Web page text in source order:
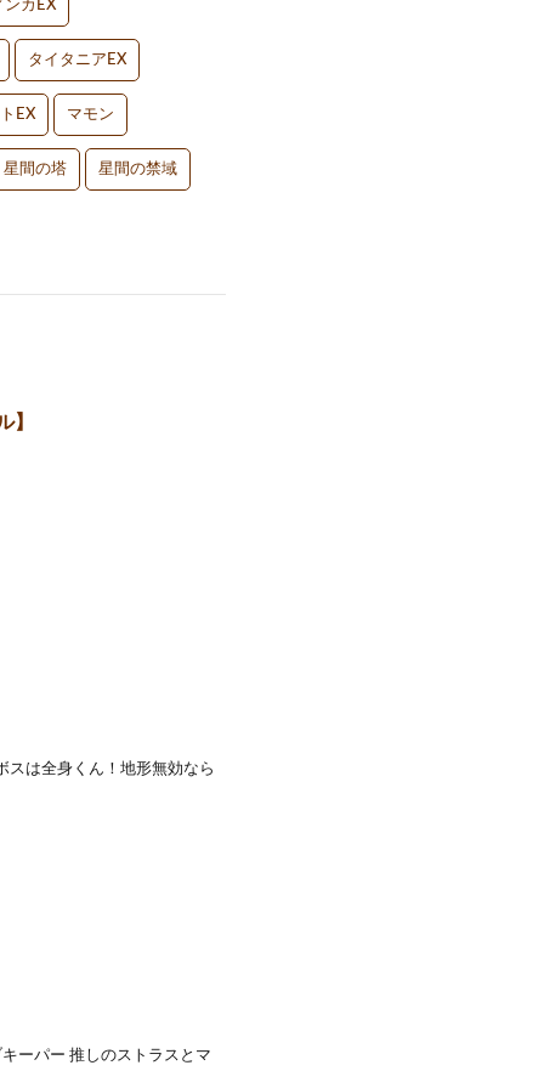
ンカEX
タイタニアEX
EX マモン
星間の塔 星間の禁域
】
スは全身くん！地形無効なら
ーパー 推しのストラスとマ